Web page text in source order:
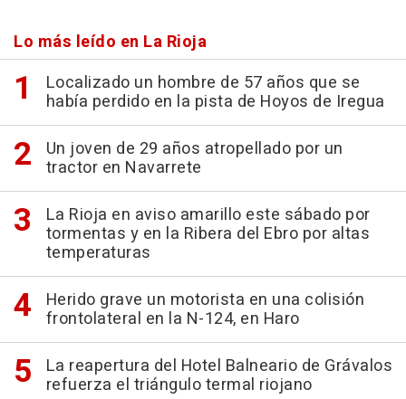
Lo más leído en La Rioja
Localizado un hombre de 57 años que se
había perdido en la pista de Hoyos de Iregua
Un joven de 29 años atropellado por un
tractor en Navarrete
La Rioja en aviso amarillo este sábado por
tormentas y en la Ribera del Ebro por altas
temperaturas
Herido grave un motorista en una colisión
frontolateral en la N-124, en Haro
La reapertura del Hotel Balneario de Grávalos
refuerza el triángulo termal riojano